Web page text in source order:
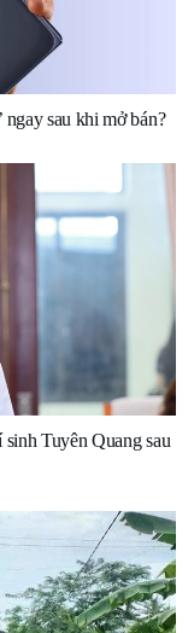
ngay sau khi mở bán?
Tuyên Quang sau